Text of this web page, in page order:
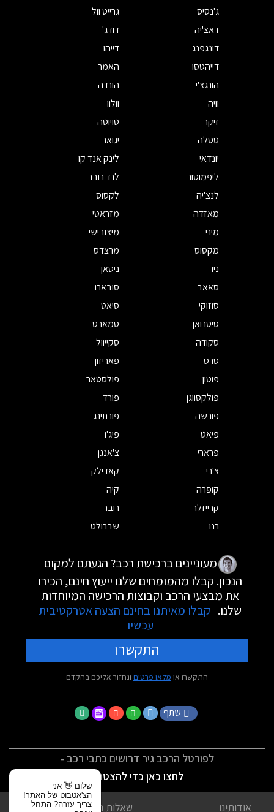
ג'נסיס
גרייט וול
דאצ'יה
דודג'
דונגפנג
דייהו
דייהטסו
האמר
הונגצ'י
הונדה
וויה
וולוו
זיקר
טויוטה
טסלה
יגואר
יונדאי
לינק אנד קו
ליפמוטור
לנד רובר
לנצ'יה
לקסוס
מאזדה
מזראטי
מיני
מיצובישי
מקסוס
מרצדס
ניו
ניסאן
סאאב
סובארו
סוזוקי
סיאט
סיטרואן
סמארט
סקודה
סקייוול
סרס
פאריזון
פוטון
פולסטאר
פולקסווגן
פורד
פורשה
פורתינג
פיאט
פיג'ו
פרארי
צ'אנגן
צ'רי
קאדילק
קופרה
קיה
קרייזלר
רובר
רנו
שברולט
מעוניינים ברכישת רכב? הגעתם למקום
הנכון. קבלו מהמומחים שלנו ייעוץ חינם, הכירו
את מבצעי הרכב וקבוצות הרכישה המיוחדות
שלנו. קבלו מאיתנו בחינם הצעה אטרקטיבית
עכשיו
התקשרו
התקשרו או מלאו פרטים ונחזור אליכם בהקדם
שתף
לפורטל הרכב גיר דרושים כתבי רכב -
לחצו כאן כדי להצטרף
אודותינו שאלות נפוצות
שלום 👋 אני
הצ'אטבוט של האתר!
צריך עזרה? התחל